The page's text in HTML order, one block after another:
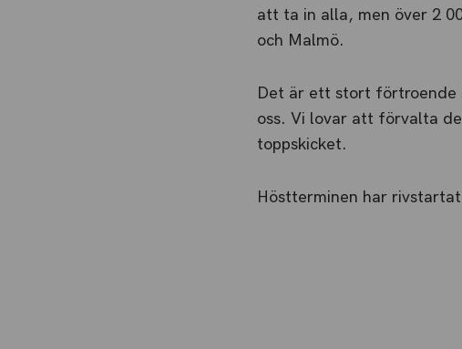
att ta in alla, men över 2
och Malmö.
Det är ett stort förtroende
oss. Vi lovar att förvalta
toppskicket.
Höstterminen har